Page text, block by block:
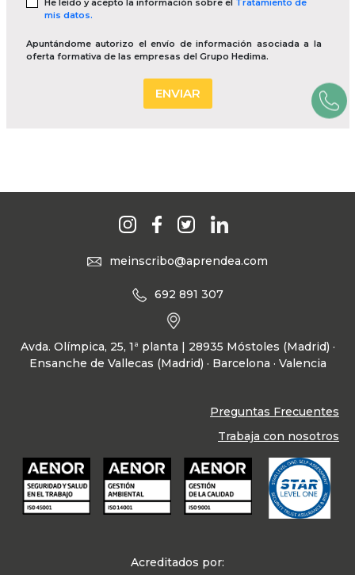
He leído y acepto la información sobre el Tratamiento de
mis datos.
Apuntándome autorizo el envío de información asociada a la
oferta formativa de las empresas del Grupo Hedima.
Acreditados por:
meinscribo@aprendea.com
692 891 307
Avda. Olímpica, 25, 1ª planta | 28935 Móstoles (Madrid) ·
Ensanche de Vallecas (Madrid) · Barcelona · Valencia
Preguntas Frecuentes
Trabaja con nosotros